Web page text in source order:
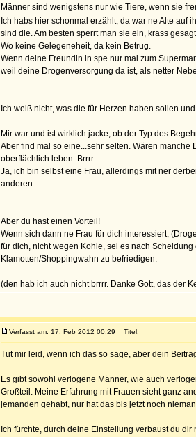
Männer sind wenigstens nur wie Tiere, wenn sie
Ich habs hier schonmal erzählt, da war ne Alte
sind die. Am besten sperrt man sie ein, krass
Wo keine Gelegeneheit, da kein Betrug.
Wenn deine Freundin in spe nur mal zum
weil deine Drogenversorgung da ist, als netter
Ich weiß nicht, was die für Herzen haben sollen
Mir war und ist wirklich jacke, ob der Typ des
Aber find mal so eine...sehr selten. Wären
oberflächlich leben. Brrrr.
Ja, ich bin selbst eine Frau, allerdings mit ner
anderen.
Aber du hast einen Vorteil!
Wenn sich dann ne Frau für dich interessiert,
für dich, nicht wegen Kohle, sei es nach
Klamotten/Shoppingwahn zu befriedigen.
(den hab ich auch nicht brrrr. Danke Gott, das der
Verfasst am: 17. Feb 2012 00:29 Titel:
Tut mir leid, wenn ich das so sage, aber dein
Es gibt sowohl verlogene Männer, wie auch
Großteil. Meine Erfahrung mit Frauen sieht ganz
jemanden gehabt, nur hat das bis jetzt noch
Ich fürchte, durch deine Einstellung verbaust du